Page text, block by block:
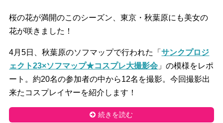
桜の花が満開のこのシーズン、東京・秋葉原にも美女の
花が咲きました！
4月5日、秋葉原のソフマップで行われた「サンクプロジ
ェクト23×ソフマップ★コスプレ大撮影会 」の模様をレポ
ート。約20名の参加者の中から12名を撮影。今回撮影出
来たコスプレイヤーを紹介します！
続きを読む